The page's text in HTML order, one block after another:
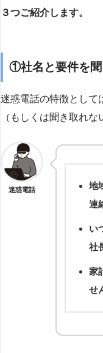
３つご紹介します。
①社名と要件を聞
迷惑電話の特徴として
（もしくは聞き取れ
迷惑電話
地
連
い
社
家
せ